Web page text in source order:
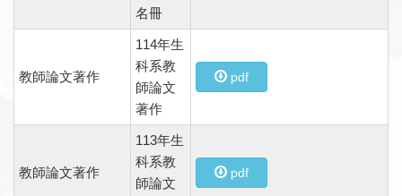
名冊
教師論文著作
114年生
科系教
師論文
著作
pdf
教師論文著作
113年生
科系教
師論文
pdf